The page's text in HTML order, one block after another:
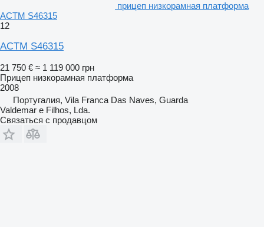
прицеп низкорамная платформа
ACTM S46315
12
ACTM S46315
21 750 € ≈ 1 119 000 грн
Прицеп низкорамная платформа
2008
Португалия, Vila Franca Das Naves, Guarda
Valdemar e Filhos, Lda.
Связаться с продавцом